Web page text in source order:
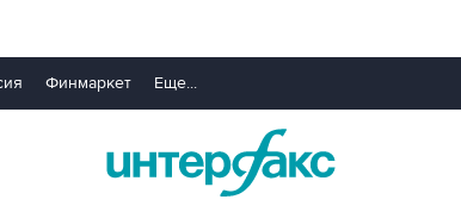
Финмаркет Еще...